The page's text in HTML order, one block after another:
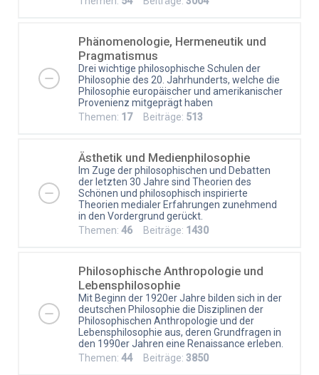
Phänomenologie, Hermeneutik und
Pragmatismus
Drei wichtige philosophische Schulen der
Philosophie des 20. Jahrhunderts, welche die
Philosophie europäischer und amerikanischer
Provenienz mitgeprägt haben
Themen: 17Beiträge: 513
Ästhetik und Medienphilosophie
Im Zuge der philosophischen und Debatten
der letzten 30 Jahre sind Theorien des
Schönen und philosophisch inspirierte
Theorien medialer Erfahrungen zunehmend
in den Vordergrund gerückt.
Themen: 46 Beiträge: 1430
Philosophische Anthropologie und
Lebensphilosophie
Mit Beginn der 1920er Jahre bilden sich in der
deutschen Philosophie die Disziplinen der
Philosophischen Anthropologie und der
Lebensphilosophie aus, deren Grundfragen in
den 1990er Jahren eine Renaissance erleben.
Themen: 44Beiträge: 3850